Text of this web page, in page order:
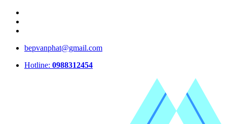
bepvanphat@gmail.com
Hotline: 0988312454